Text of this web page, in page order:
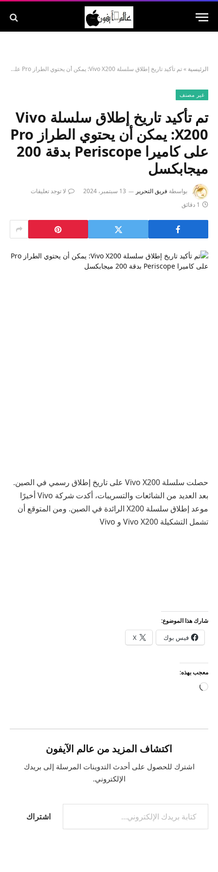
الرئيسية »تم تأكيد تاريخ إطلاق سلسلة Vivo X200: يمكن أن يحتوي الطراز Pro على كاميرا Periscope بدقة 200 ميجابكسل
غير مصنف
تم تأكيد تاريخ إطلاق سلسلة Vivo
X200: يمكن أن يحتوي الطراز Pro
على كاميرا Periscope بدقة 200
ميجابكسل
بواسطة فريق التحرير 13 سبتمبر، 2024
لا توجد تعليقات
1 دقائق
حصلت سلسلة Vivo X200 على تاريخ إطلاق رسمي في الصين.
بعد العديد من الشائعات والتسريبات، أكدت شركة Vivo أخيرًا
موعد إطلاق سلسلة X200 الرائدة في الصين. ومن المتوقع أن
تشمل التشكيلة Vivo X200 و Vivo
شارك هذا الموضوع:
فيس بوك X
معجب بهذه:
جاري
اكتشاف المزيد من عالم الآيفون
اشترك للحصول على أحدث التدوينات المرسلة إلى بريدك
الإلكتروني.
كتابة بريدك الإلكتروني...
اشتراك